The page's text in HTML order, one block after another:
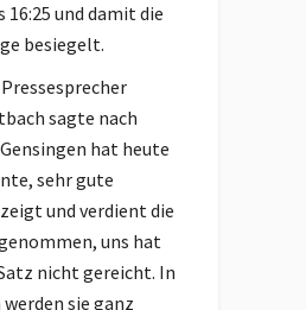
16:25 und damit die
besiegelt.
sagte nach
hat heute
sehr gute
und verdient die
uns hat
nicht gereicht. In
sie ganz